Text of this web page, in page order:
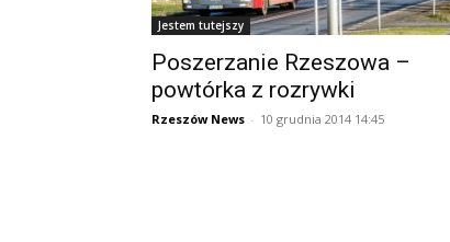
Jestem tutejszy
Poszerzanie Rzeszowa –
powtórka z rozrywki
Rzeszów News - 10 grudnia 2014 14:45